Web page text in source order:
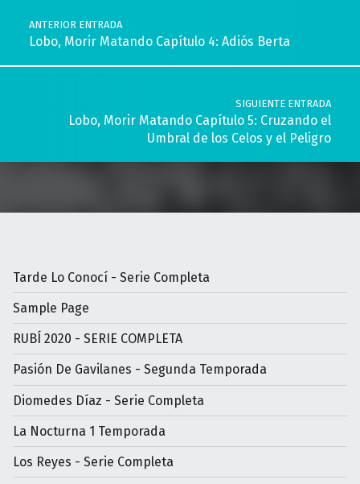
ANTERIOR ENTRADA
Lobo, Morir Matando Capítulo 4: Adiós Berta
SIGUIENTE ENTRADA
Lobo, Morir Matando Capítulo 5: Cruzando el
Umbral de los Celos y el Peligro
Tarde Lo Conocí - Serie Completa
Sample Page
RUBÍ 2020 - SERIE COMPLETA
Pasión De Gavilanes - Segunda Temporada
Diomedes Díaz - Serie Completa
La Nocturna 1 Temporada
Los Reyes - Serie Completa